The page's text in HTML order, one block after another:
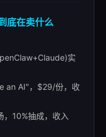
底在卖什么
实
an AI"，$29/份，收
，10%抽成，收入